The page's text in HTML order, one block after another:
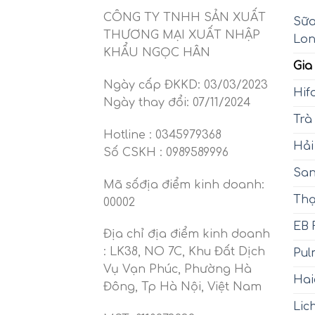
CÔNG TY TNHH SẢN XUẤT
THƯƠNG MẠI XUẤT NHẬP
KHẨU NGỌC HÂN
Ngày cấp ĐKKD: 03/03/2023
Ngày thay đổi: 07/11/2024
Hotline : 0345979368
Số CSKH : 0989589996
Mã sốđịa điểm kinh doanh:
00002
Địa chỉ địa điểm kinh doanh
: LK38, NO 7C, Khu Đất Dịch
Vụ Vạn Phúc, Phường Hà
Đông, Tp Hà Nội, Việt Nam
EB